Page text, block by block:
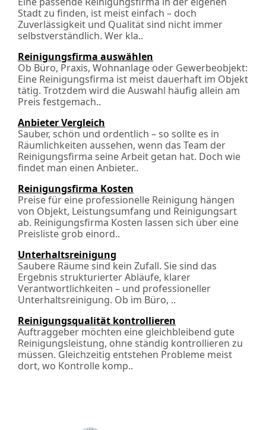
Stadt zu finden, ist meist einfach – doch
Zuverlässigkeit und Qualität sind nicht immer
selbstverständlich. Wer kla..
Reinigungsfirma auswählen
Ob Büro, Praxis, Wohnanlage oder Gewerbeobjekt:
Eine Reinigungsfirma ist meist dauerhaft im Objekt
tätig. Trotzdem wird die Auswahl häufig allein am
Preis festgemach..
Anbieter Vergleich
Sauber, schön und ordentlich – so sollte es in
Räumlichkeiten aussehen, wenn das Team der
Reinigungsfirma seine Arbeit getan hat. Doch wie
findet man einen Anbieter..
Reinigungsfirma Kosten
Preise für eine professionelle Reinigung hängen
von Objekt, Leistungsumfang und Reinigungsart
ab. Reinigungsfirma Kosten lassen sich über eine
Preisliste grob einord..
Unterhaltsreinigung
Saubere Räume sind kein Zufall. Sie sind das
Ergebnis strukturierter Abläufe, klarer
Verantwortlichkeiten – und professioneller
Unterhaltsreinigung. Ob im Büro, ..
Reinigungsqualität kontrollieren
Auftraggeber möchten eine gleichbleibend gute
Reinigungsleistung, ohne ständig kontrollieren zu
müssen. Gleichzeitig entstehen Probleme meist
dort, wo Kontrolle komp..